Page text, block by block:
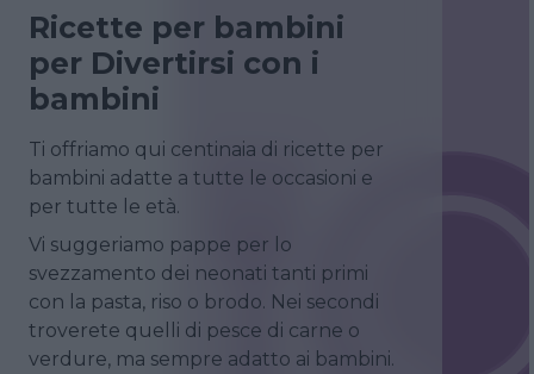
Ricette per bambini
per Divertirsi con i
bambini
Ti offriamo qui centinaia di ricette per
bambini adatte a tutte le occasioni e
per tutte le età.
Vi suggeriamo pappe per lo
svezzamento dei neonati tanti primi
con la pasta, riso o brodo. Nei secondi
troverete quelli di pesce di carne o
verdure, ma sempre adatto ai bambini.